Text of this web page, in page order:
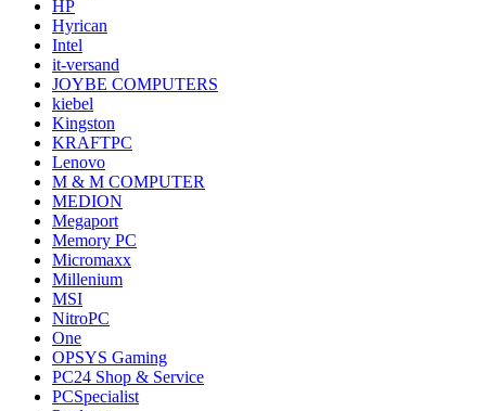
HP
Hyrican
Intel
it-versand
JOYBE COMPUTERS
kiebel
Kingston
KRAFTPC
Lenovo
M & M COMPUTER
MEDION
Megaport
Memory PC
Micromaxx
Millenium
MSI
NitroPC
One
OPSYS Gaming
PC24 Shop & Service
PCSpecialist